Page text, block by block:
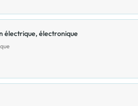
électrique, électronique